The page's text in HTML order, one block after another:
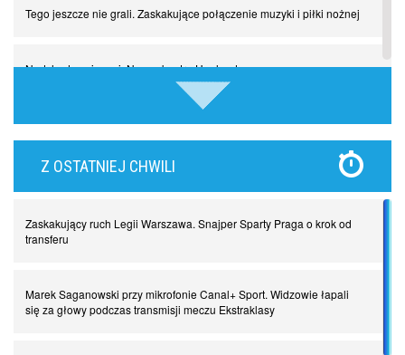
Tego jeszcze nie grali. Zaskakujące połączenie muzyki i piłki nożnej
Nadchodzą giganci. Nunez kontra Haaland
Lewandowski kontra Bayern. Czy wilk będzie syty, a owca cała?
Piłkarz z numerem 47. Phil Foden i inne przypadki
Spadkowicze z Serie A. Komu powiemy ciao?
Z OSTATNIEJ CHWILI
Zaskakujący ruch Legii Warszawa. Snajper Sparty Praga o krok od
transferu
Marek Saganowski przy mikrofonie Canal+ Sport. Widzowie łapali
się za głowy podczas transmisji meczu Ekstraklasy